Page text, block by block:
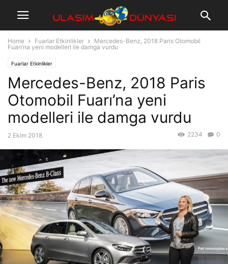
Home Fuarlar Etkinlikler
Mercedes-Benz, 2018 Paris Otomobil
Fuarı’na yeni modelleri ile damga vurdu
Fuarlar Etkinlikler
Mercedes-Benz, 2018 Paris
Otomobil Fuarı’na yeni
modelleri ile damga vurdu
2 Ekim 2018 0
2234